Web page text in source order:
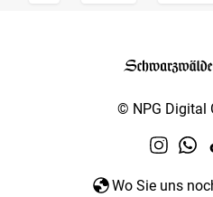
© NPG Digital
Wo Sie uns